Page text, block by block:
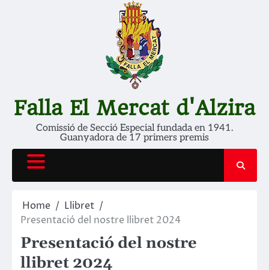
Falla El Mercat d'Alzira
Comissió de Secció Especial fundada en 1941.
Guanyadora de 17 primers premis
Home
Llibret
Presentació del nostre llibret 2024
Presentació del nostre
llibret 2024